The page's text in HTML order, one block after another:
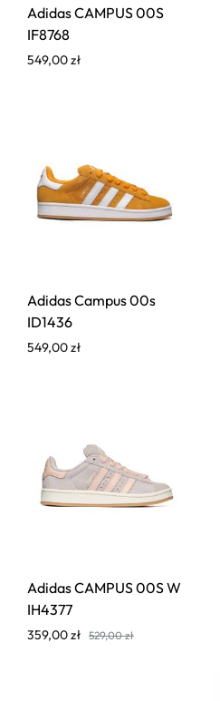
Adidas CAMPUS 00S
IF8768
549,00zł
Adidas Campus 00s
ID1436
549,00zł
Adidas CAMPUS 00S W
IH4377
359,00zł 529,00zł